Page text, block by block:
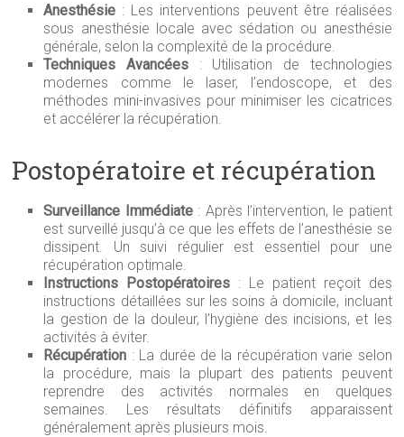
Anesthésie : Les interventions peuvent être réalisées
sous anesthésie locale avec sédation ou anesthésie
générale, selon la complexité de la procédure.
Techniques Avancées : Utilisation de technologies
modernes comme le laser, l’endoscope, et des
méthodes mini-invasives pour minimiser les cicatrices
et accélérer la récupération.
Postopératoire et récupération
Surveillance Immédiate: Après l’intervention, le patient
est surveillé jusqu’à ce que les effets de l’anesthésie se
dissipent. Un suivi régulier est essentiel pour une
récupération optimale.
Instructions Postopératoires : Le patient reçoit des
instructions détaillées sur les soins à domicile, incluant
la gestion de la douleur, l’hygiène des incisions, et les
activités à éviter.
Récupération : La durée de la récupération varie selon
la procédure, mais la plupart des patients peuvent
reprendre des activités normales en quelques
semaines. Les résultats définitifs apparaissent
généralement après plusieurs mois.